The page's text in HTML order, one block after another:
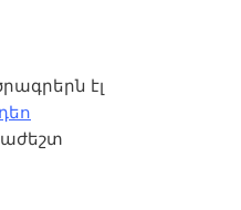
էլ